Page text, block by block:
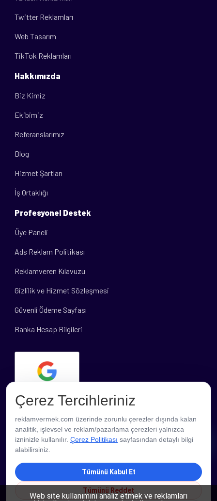
Twitter Reklamları
Web Tasarım
TikTok Reklamları
Hakkımızda
Biz Kimiz
Ekibimiz
Referanslarımız
Blog
Hizmet Şartları
İş Ortaklığı
Profesyonel Destek
Üye Paneli
Ads Reklam Politikası
Reklamveren Kılavuzu
Gizlilik ve Hizmet Sözleşmesi
Güvenli Ödeme Sayfası
Banka Hesap Bilgileri
PROFESYONEL DESTEK
Çerez Tercihleriniz
reklamvermek.com üzerinde zorunlu çerezler dışında kalan
analitik, işlevsel ve reklam/pazarlama çerezleri yalnızca
izninizle kullanılır. Çerez Politikası sayfasından detaylı bilgi
alabilirsiniz.
Tümünü Kabul Et
Tümünü Reddet
Web site kullanımını analiz etmek ve reklamları